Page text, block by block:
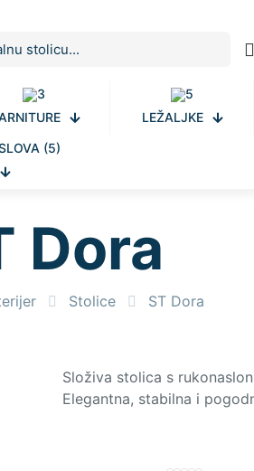
LEŽALJKE
Dora
Stolice ST Dora
Složiva stolica s
Elegantna, stabilna i